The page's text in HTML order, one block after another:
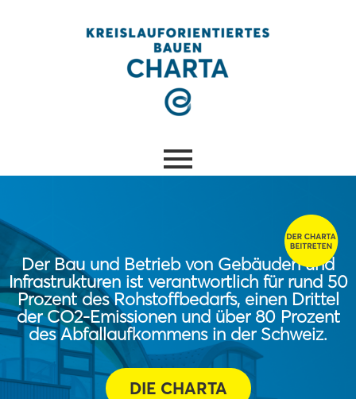
Der Bau und Betrieb von Gebäuden und
Infrastrukturen ist verantwortlich für rund 50
Prozent des Rohstoffbedarfs, einen Drittel
der CO2-Emissionen und über 80 Prozent
des Abfallaufkommens in der Schweiz.
DIE CHARTA